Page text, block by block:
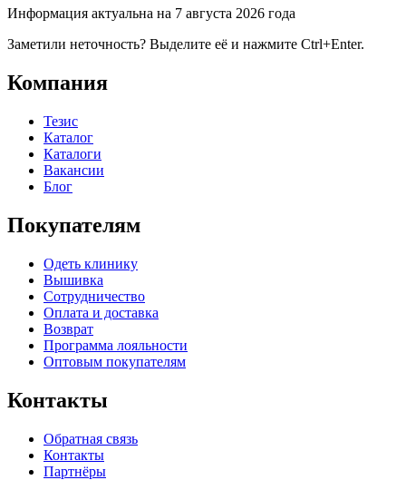
Информация актуальна на 7 августа 2026 года
Заметили неточность? Выделите её и нажмите Ctrl+Enter.
Компания
Тезис
Каталог
Каталоги
Вакансии
Блог
Покупателям
Одеть клинику
Вышивка
Сотрудничество
Оплата и доставка
Возврат
Программа лояльности
Оптовым покупателям
Контакты
Обратная связь
Контакты
Партнёры